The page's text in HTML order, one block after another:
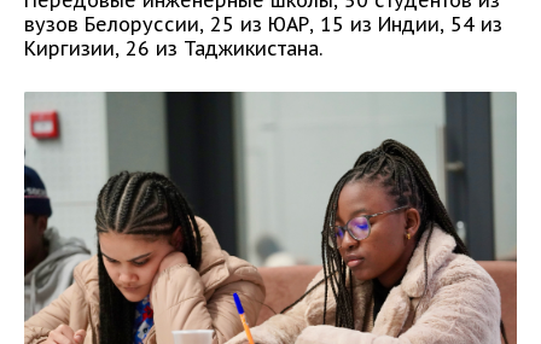
вузов Белоруссии, 25 из ЮАР, 15 из Индии, 54 из
Киргизии, 26 из Таджикистана.